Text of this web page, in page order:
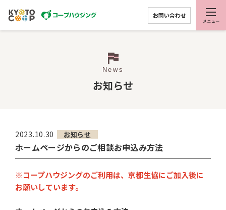
お問い合わせ
News
お知らせ
2023.10.30 お知らせ
ホームページからのご相談お申込み方法
※コープハウジングのご利用は、京都生協にご加入後に
お願いしています。